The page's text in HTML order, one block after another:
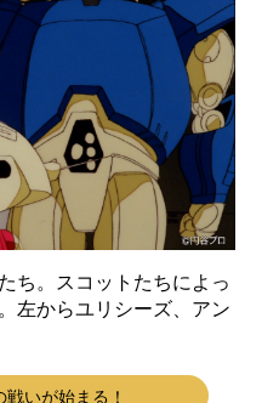
ち。スコットたちによっ
左からユリシーズ、アン
いが始まる！